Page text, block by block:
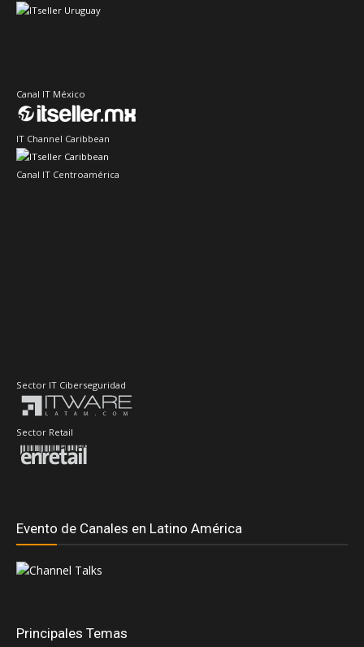
Canal IT México
IT Channel Caribbean
Canal IT Centroamérica
Sector IT Ciberseguridad
Sector Retail
Evento de Canales en Latino América
Principales Temas